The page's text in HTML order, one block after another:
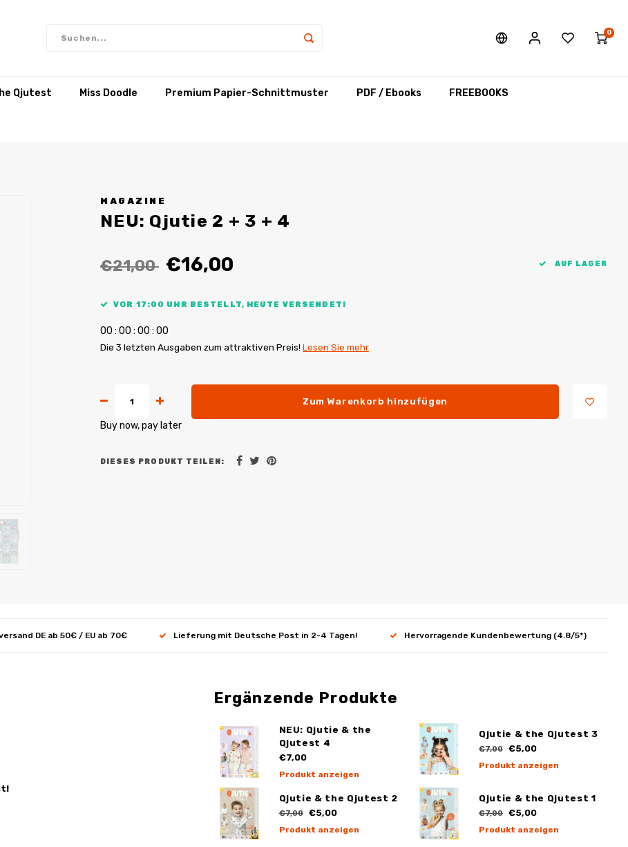
0
Qjutest Miss Doodle Premium Papier-Schnittmuster PDF / Ebooks FREEBOOKS
MAGAZINE
NEU: Qjutie 2 + 3 + 4
€21,00 €16,00 AUF LAGER
VOR 17:00 UHR BESTELLT, HEUTE VERSENDET!
00 : 00 : 00 : 00
Die 3 letzten Ausgaben zum attraktiven Preis! Lesen Sie mehr
Zum Warenkorb hinzufügen
Buy now, pay later
DIESES PRODUKT TEILEN:
DE ab 50€ / EU ab 70€ Lieferung mit Deutsche Post in 2-4 Tagen! Hervorragende Kundenbewertung (4.8/5*)
Ergänzende Produkte
NEU: Qjutie & the
Qjutest 4
€7,00
Produkt anzeigen
Qjutie & the Qjutest 3
€7,00 €5,00
Produkt anzeigen
Qjutie & the Qjutest 2
€7,00 €5,00
Produkt anzeigen
Qjutie & the Qjutest 1
€7,00 €5,00
Produkt anzeigen